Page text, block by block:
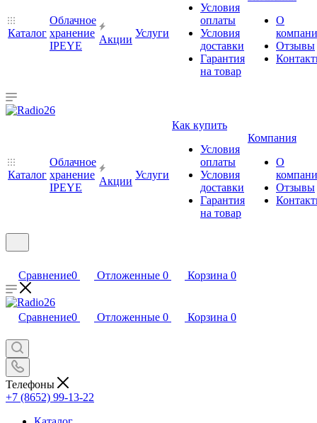
Каталог
Облачное
хранение
IPEYE
Акции
Услуги
Условия
оплаты
Условия
доставки
Гарантия
на товар
О
Отзывы
Каталог
Облачное
хранение
IPEYE
Акции
Услуги
Как купить
Условия
оплаты
Условия
доставки
Гарантия
на товар
Компания
О
Отзывы
Сравнение0 Отложенные 0 Корзина 0
Сравнение0 Отложенные 0 Корзина 0
Телефоны
+7 (8652) 99-13-22